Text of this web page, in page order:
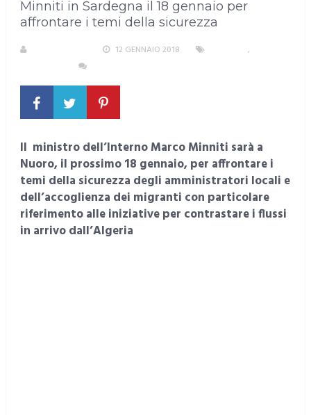
Minniti in Sardegna il 18 gennaio per
affrontare i temi della sicurezza
12 GENNAIO 2018
,
Il ministro dell’Interno Marco Minniti sarà a
Nuoro, il prossimo 18 gennaio, per affrontare i
temi della sicurezza degli amministratori locali e
dell’accoglienza dei migranti con particolare
riferimento alle iniziative per contrastare i flussi
in arrivo dall’Algeria